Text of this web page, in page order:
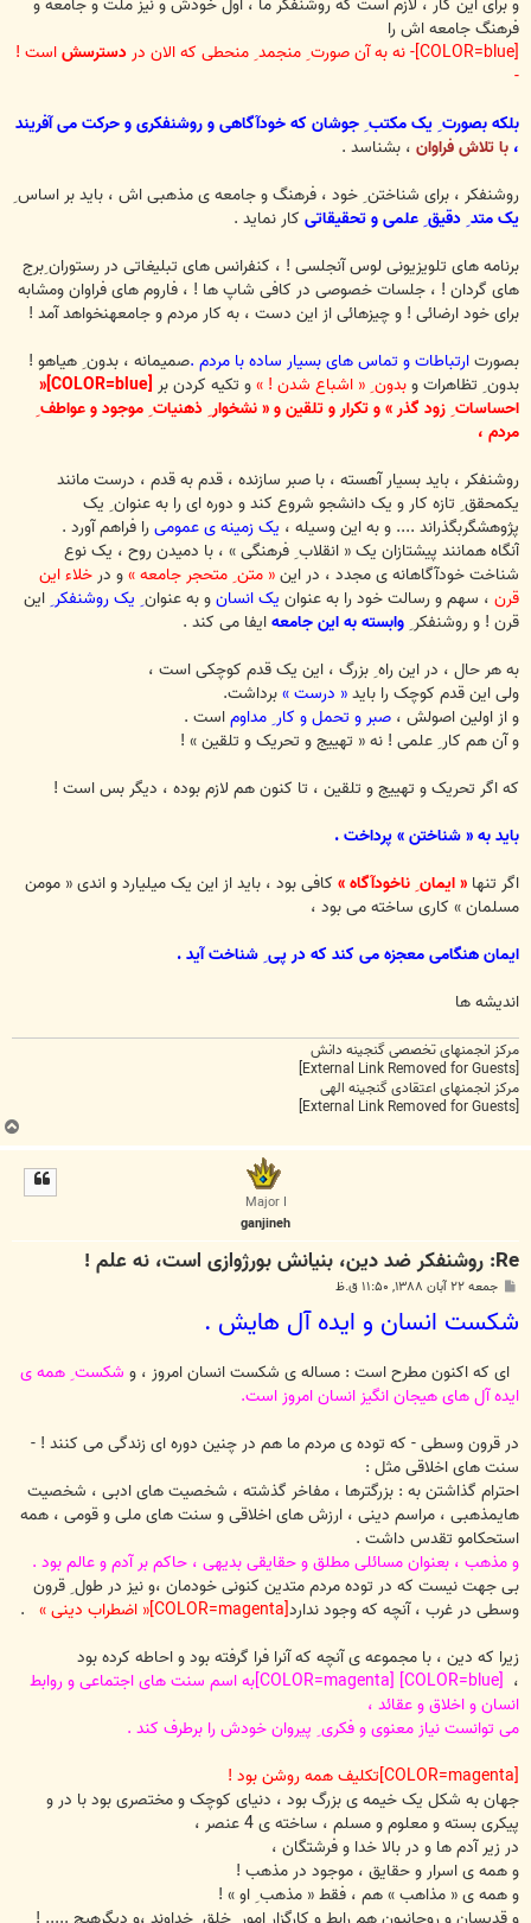
فرهنگ جامعه اش را
دسترسشاست !
بلکه بصورت ِ یک مکتب ِ جوشان که خودآگاهی و روشنفکری و حرکت می آفریند
با تلاش فراوان ، بشناسد .
روشنفکر ، برای شناختن ِ خود ، فرهنگ و جامعه ی مذهبی اش ، باید بر اساس ِ
یک متد ِ دقیق ِ علمی و تحقیقاتیکار نماید .
برنامه های تلویزیونی لوس آنجلسی ! ، کنفرانس های تبلیغاتی در رستوران ِبرج
های گردان ! ، جلسات خصوصی در کافی شاپ ها ! ، فاروم های فراوان ومشابه
برای خود ارضائی ! و چیزهائی از این دست ، به کار مردم و جامعهنخواهد آمد !
بصورتارتباطات و تماس های بسیار ساده با مردم . صمیمانه ، بدون ِ هیاهو !
بدون ِ تظاهرات وبدون ِ « اشباع شدن ! »و تکیه کردن بر
[COLOR=blue]«
احساسات ِ زود گذر » و تکرار و تلقین و « نشخوار ِ ذهنیات ِ موجود و عواطف ِ
مردم ،
روشنفکر ، باید بسیار آهسته ، با صبر سازنده ، قدم به قدم ، درست مانند
یکمحقق ِ تازه کار و یک دانشجو شروع کند و دوره ای را به عنوان ِ یک
پژوهشگربگذراند .... و به این وسیله ، یک زمینه ی عمومیرا فراهم آورد .
آنگاه همانند پیشتازان یک « انقلاب ِ فرهنگی » ، با دمیدن روح ، یک نوع
شناخت خودآگاهانه ی مجدد ، در این« متن ِ متحجر جامعه »و درخلاء این
قرن ، سهم و رسالت خود را به عنوان یک انسانو به عنوانِ یک روشنفکرِ این
قرن ! و روشنفکر ِوابسته به این جامعهایفا می کند .
به هر حال ، در این راه ِ بزرگ ، این یک قدم کوچکی است ،
ولی این قدم کوچک را باید« درست »برداشت.
و از اولین اصولش ، صبر و تحمل و کار ِ مداوماست .
و آن هم کار ِ علمی ! نه « تهییج و تحریک و تلقین » !
که اگر تحریک و تهییج و تلقین ، تا کنون هم لازم بوده ، دیگر بس است !
باید به « شناختن » پرداخت .
اگر تنها« ایمان ِ ناخودآگاه » کافی بود ، باید از این یک میلیارد و اندی « مومن
مسلمان » کاری ساخته می بود ،
ایمان هنگامی معجزه می کند که در پی ِ شناخت آید .
اندیشه ها
مرکز انجمنهای تخصصی گنجینه دانش
مرکز انجمنهای اعتقادی گنجینه الهی
ب
ا
Major I
ganjineh
Re: روشنفکر ضد دین، بنیانش بورژوازی است، نه علم !
پ
ت
جمعه ۲۲ آبان ۱۳۸۸, ۱۱:۵۰ ق.ظ
شکست انسان و ایده آل هایش .
ای که اکنون مطرح است : مساله ی شکست انسان امروز ، و شکست ِ همه ی
ایده آل های هیجان انگیز انسان امروز است.
در قرون وسطی - که توده ی مردم ما هم در چنین دوره ای زندگی می کنند ! -
سنت های اخلاقی مثل :
احترام گذاشتن به : بزرگترها ، مفاخر گذشته ، شخصیت های ادبی ، شخصیت
هایمذهبی ، مراسم دینی ، ارزش های اخلاقی و سنت های ملی و قومی ، همه
استحکامو تقدس داشت .
و مذهب ، بعنوان مسائلی مطلق و حقایقی بدیهی ، حاکم بر آدم و عالم بود .
بی جهت نیست که در توده مردم متدین کنونی خودمان ،و نیز در طول ِ قرون
وسطی در غرب ، آنچه که وجود ندارد[COLOR=magenta]« اضطراب دینی »
.
زیرا که دین ، با مجموعه ی آنچه که آنرا فرا گرفته بود و احاطه کرده بود
،
[COLOR=blue] [COLOR=magenta]به اسم سنت های اجتماعی و روابط
انسان و اخلاق و عقائد ،
می توانست نیاز معنوی و فکری ِ پیروان خودش را برطرف کند .
جهان به شکل یک خیمه ی بزرگ بود ، دنیای کوچک و مختصری بود با در و
پیکری بسته و معلوم و مسلم ، ساخته ی 4 عنصر ،
در زیر آدم ها و در بالا خدا و فرشتگان ،
و همه ی اسرار و حقایق ، موجود در مذهب !
و همه ی « مذاهب » هم ، فقط « مذهب ِ او » !